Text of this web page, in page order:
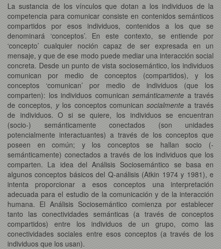
La sustancia de los vínculos que dotan a los individuos de la
competencia para comunicar consiste en contenidos semánticos
compartidos por esos individuos, contenidos a los que se
denominará ‘conceptos’. En este contexto, se entiende por
‘concepto’ cualquier noción capaz de ser expresada en un
mensaje, y que de ese modo puede mediar una interacción social
concreta. Desde un punto de vista sociosemántico, los individuos
comunican por medio de conceptos (compartidos), y los
conceptos ‘comunican’ por medio de individuos (que los
comparten): los individuos comunican semánticamente a través
de conceptos, ylos conceptos comunicansocialmente a través
de individuos. O si se quiere, los individuos se encuentran
(socio-) semánticamente conectados (son unidades
potencialmente interactuantes) a través de los conceptos que
poseen en común; y los conceptos se hallan socio (-
semánticamente) conectados a través de los individuos que los
comparten. La idea del Análisis Sociosemántico se basa en
algunos conceptos básicos del Q-análisis (Atkin 1974 y 1981), e
intenta proporcionar a esos conceptos una interpretación
adecuada para el estudio de la comunicación y de la interacción
humana. El Análisis Sociosemántico comienza por establecer
tanto las conectividades semánticas (a través de conceptos
compartidos) entre los individuos de un grupo, como las
conectividades sociales entre esos conceptos (a través de los
individuos que los usan).